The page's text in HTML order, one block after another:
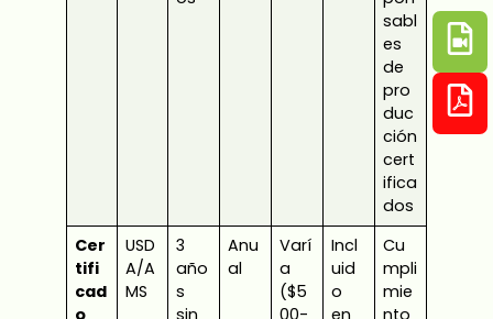
sabl
es
de
pro
duc
ción
cert
ifica
dos
Cer
tifi
cad
o
USD
A/A
MS
3
año
s
sin
Anu
al
Varí
a
($5
00-
Incl
uid
o
en
Cu
mpli
mie
nto